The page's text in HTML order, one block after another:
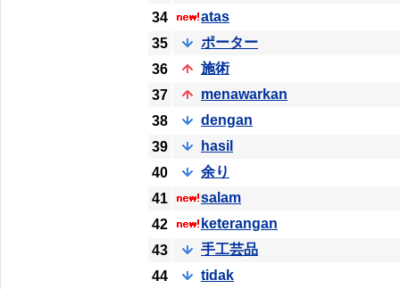
34
atas
35
ポーター
36
施術
37
menawarkan
38
dengan
39
hasil
40
余り
41
salam
42
keterangan
43
手工芸品
44
tidak